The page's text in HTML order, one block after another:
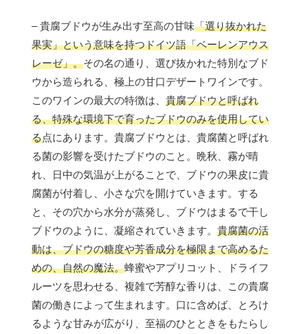
– 貴腐ブドウが生み出す至高の甘味「選り抜かれた
果実」という意味を持つドイツ語「ベーレンアウス
レーゼ」。その名の通り、選び抜かれた特別なブド
ウから造られる、極上の甘口デザートワインです。
このワインの最大の特徴は、 貴腐ブドウと呼ばれ
る、特殊な環境下で育ったブドウのみを使用してい
る点にあります。貴腐ブドウとは、貴腐菌と呼ばれ
る菌の影響を受けたブドウのこと。晩秋、霧が晴
れ、日中の気温が上がることで、ブドウの果皮に貴
腐菌が付着し、小さな穴を開けていきます。する
と、その穴から水分が蒸発し、ブドウはまるで干し
ブドウのように、凝縮されていきます。 貴腐菌の活
動は、ブドウの糖度や芳香成分を極限まで高めるた
めの、自然の魔法。蜂蜜やアプリコット、ドライフ
ルーツを思わせる、複雑で芳醇な香りは、この貴腐
菌の働きによって生まれます。口に含めば、とろけ
るような甘みが広がり、至福のひとときをもたらし